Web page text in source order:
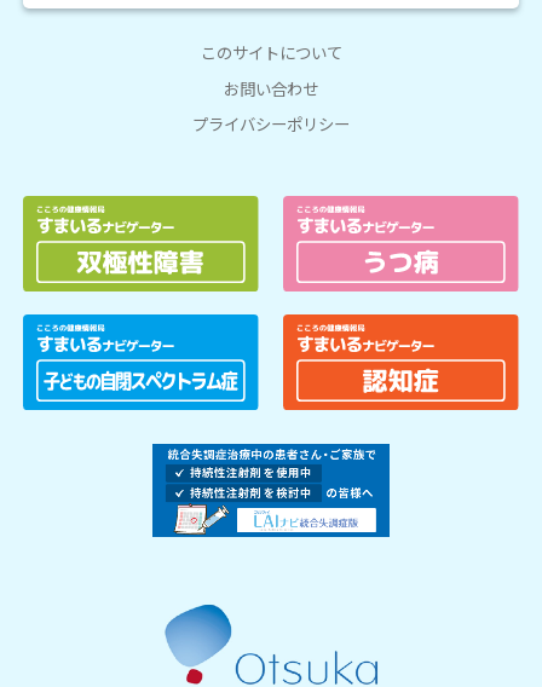
このサイトについて
お問い合わせ
プライバシーポリシー